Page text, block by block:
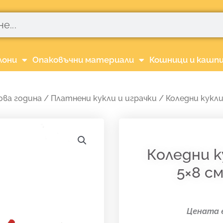
Опаковъчни материали Кошници и
година / Платнени кукли и играчки / Коледни
Коледни
5×8
Цената